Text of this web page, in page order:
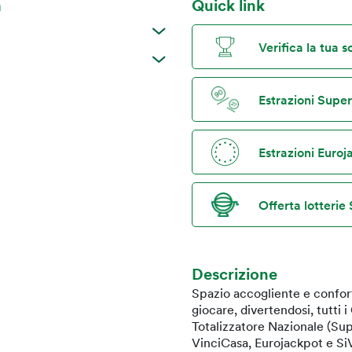
Quick link
Verifica la tua
Estrazioni
Estrazioni
Offerta lotterie
Descrizione
Spazio accogliente e
giocare, divertendosi, tutti i
Totalizzatore Nazionale
VinciCasa, Eurojackpot e